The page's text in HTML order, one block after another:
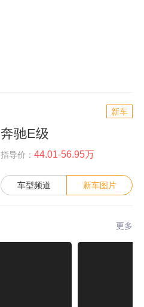
新车
奔驰E级
指导价： 44.01-56.95万
车型频道 新车图片
更多